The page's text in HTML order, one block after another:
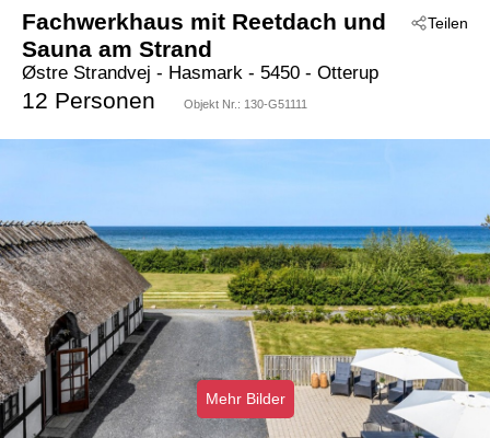
Teilen
Fachwerkhaus mit Reetdach und
Sauna am Strand
Østre Strandvej - Hasmark - 5450 - Otterup
12 Personen Objekt Nr.: 130-G51111
Mehr Bilder